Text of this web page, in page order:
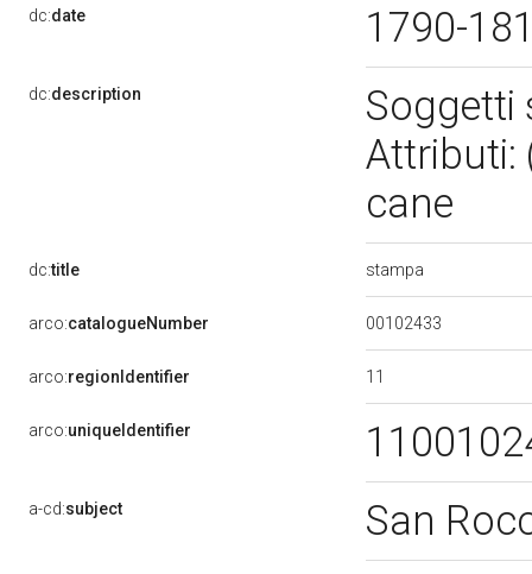
dc:date 1790-
dc:description
Soggetti
Attributi:
cane
dc:title stampa
arco:catalogueNumber 00102433
arco:regionIdentifier 11
arco:uniqueIdentifier
a-cd:subject San